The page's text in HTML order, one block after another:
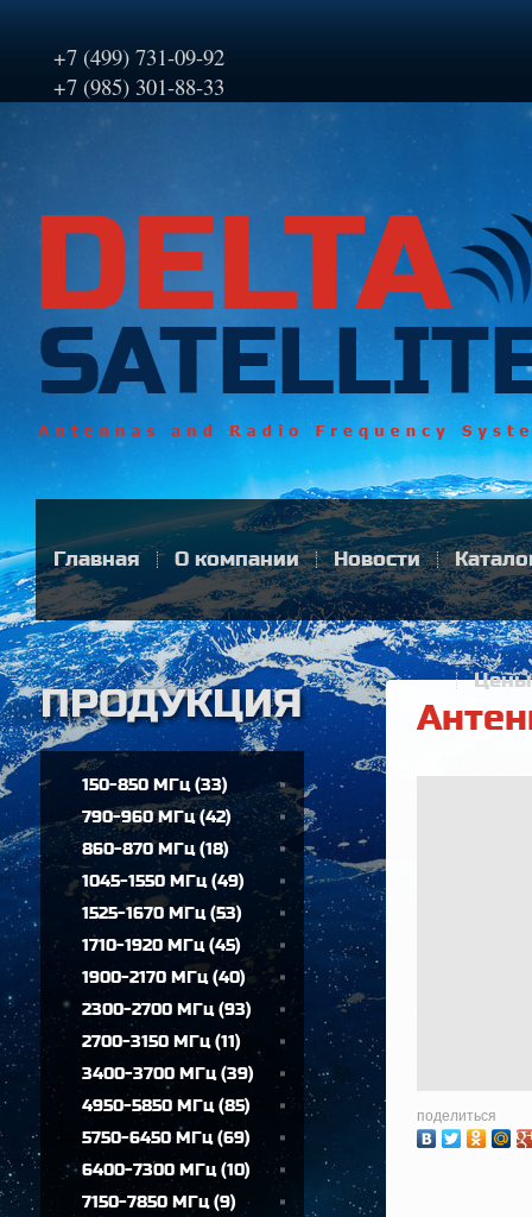
+7 (499) 731-09-92
+7 (985) 301-88-33
Главная О компании Новости
Цены
150-850 МГц(33)
790-960 МГц(42)
860-870 МГц(18)
1045-1550 МГц(49)
1525-1670 МГц(53)
1710-1920 МГц(45)
1900-2170 МГц(40)
2300-2700 МГц(93)
2700-3150 МГц(11)
3400-3700 МГц(39)
4950-5850 МГц(85)
5750-6450 МГц(69)
6400-7300 МГц(10)
7150-7850 МГц(9)
поделиться